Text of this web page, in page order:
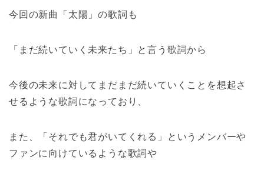
今回の新曲「太陽」の歌詞も
「まだ続いていく未来たち」と言う歌詞から
今後の未来に対してまだまだ続いていくことを想起さ
せるような歌詞になっており、
また、「それでも君がいてくれる」というメンバーや
ファンに向けているような歌詞や